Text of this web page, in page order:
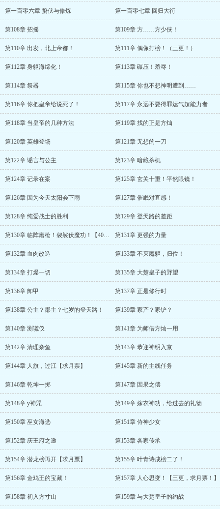
第一百零六章 蛰伏与修炼 第一百零七章 回归大衍
第108章 招摇 第109章 方……方少侠！
第110章 出发，北上帝都！ 第111章 偶像打榜！（三更！）
第112章 身躯海绵化！ 第113章 碾压！羞辱！
第114章 祭器 第115章 你也不想神明遭到……
第116章 你把皇帝给说死了！ 第117章 永远不要得罪运气超能力者
第118章 当皇帝的几种方法 第119章 找的正是方灿
第120章 英雄登场 第121章 无想的一刀
第122章 谣言与公主 第123章 暗藏杀机
第124章 记录在案 第125章 玄关十重！平然眼镜！
第126章 因为今天太阳会下雨 第127章 催眠对直感！
第128章 纯爱战士的胜利 第129章 登天路的差距
第130章 临阵磨枪！袈裟伏魔功！【4000字！月底求月票！】 第131章 更强的力量
第132章 血肉改造 第133章 不灭魔躯，归位！
第134章 打爆一切 第135章 大楚皇子的野望
第136章 卸甲 第137章 正是修行时
第138章 公主？郡主？七岁的登天路！ 第139章 家产？家铲？
第140章 测谎仪 第141章 为师借方灿一用
第142章 清理杂鱼 第143章 恭迎神明入京
第144章 人旗，过江【求月票】 第145章 新的主线任务
第146章 乾坤一掷 第147章 因果之偿
第148章 y神咒 第149章 嫁衣神功，给过去的礼物
第150章 巫女海选 第151章 侍神少女
第152章 庆王府之邀 第153章 各家传承
第154章 潜龙榜再开【求月票】 第155章 叶青诗成榜二了！
第156章 金鸡王的宝藏！ 第157章 人心思变！【三更，求月票！】
第158章 初入方寸山 第159章 与大楚皇子的约战